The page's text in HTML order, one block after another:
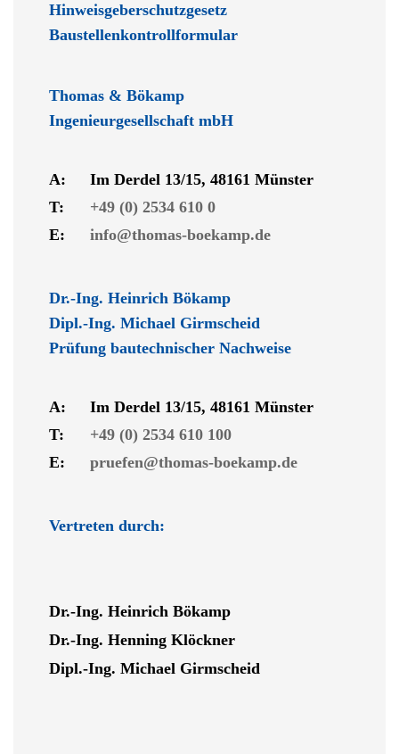
Hinweisgeberschutzgesetz
Baustellenkontrollformular
Thomas & Bökamp
Ingenieurgesellschaft mbH
A:
Im Derdel 13/15, 48161 Münster
T:
+49 (0) 2534 610 0
E:
info@thomas-boekamp.de
Dr.-Ing. Heinrich Bökamp
Dipl.-Ing. Michael Girmscheid
Prüfung bautechnischer Nachweise
A:
Im Derdel 13/15, 48161 Münster
T:
+49 (0) 2534 610 100
E:
pruefen@thomas-boekamp.de
Vertreten durch:
Dr.-Ing. Heinrich Bökamp
Dr.-Ing. Henning Klöckner
Dipl.-Ing. Michael Girmscheid